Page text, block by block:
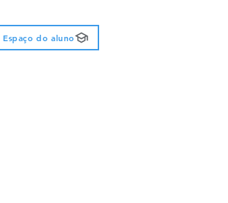
Espaço do aluno